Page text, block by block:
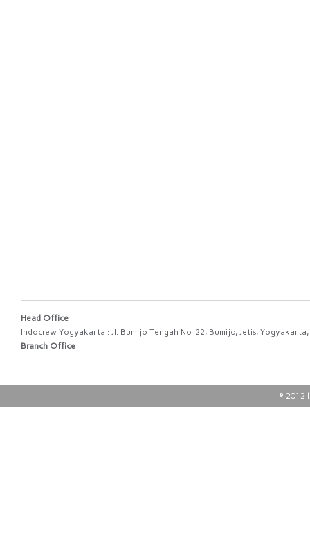
Head Office
Indocrew Yogyakarta : Jl. Bumijo Tengah No. 22, Bumijo, Jetis,
Branch Office
© 2012